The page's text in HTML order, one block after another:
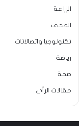
الزراعة
الصحف
تكنولوجيا واتصالاتات
رياضة
صحة
مقالات الرأي